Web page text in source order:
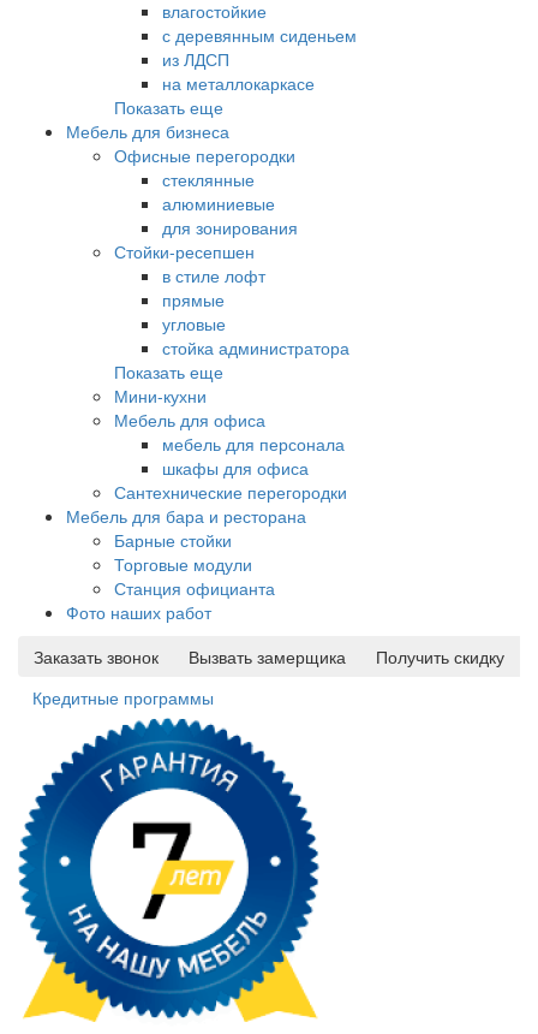
влагостойкие
с деревянным сиденьем
из ЛДСП
на металлокаркасе
Показать еще
Мебель для бизнеса
Офисные перегородки
стеклянные
алюминиевые
для зонирования
Стойки-ресепшен
в стиле лофт
прямые
угловые
стойка администратора
Показать еще
Мини-кухни
Мебель для офиса
мебель для персонала
шкафы для офиса
Сантехнические перегородки
Мебель для бара и ресторана
Барные стойки
Торговые модули
Станция официанта
Фото наших работ
Заказать звонок
Вызвать замерщика
Получить скидку
Кредитные программы